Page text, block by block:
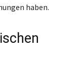
haben.